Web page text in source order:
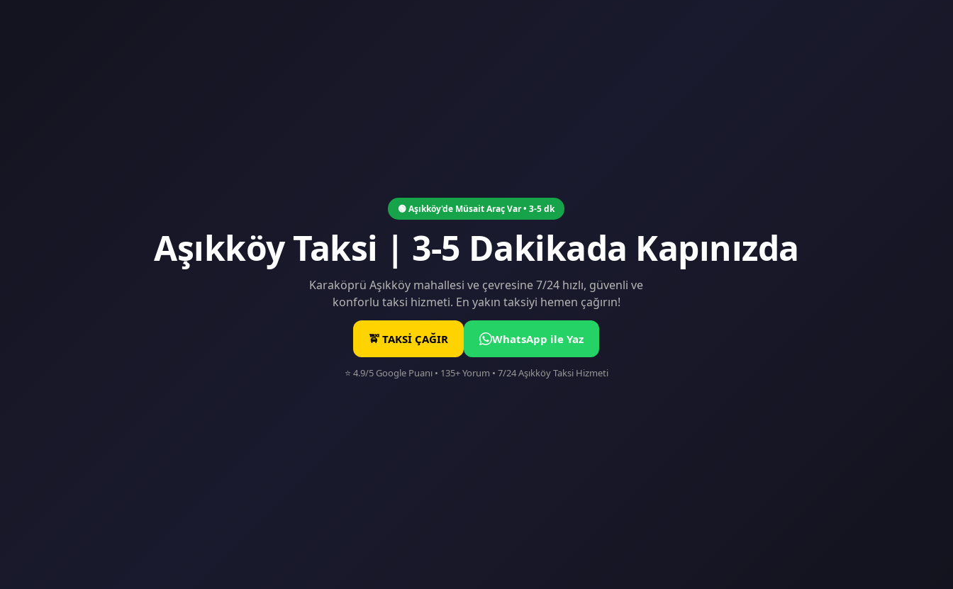
🟢 Aşıkköy'de Müsait Araç Var • 3-5 dk
Aşıkköy Taksi | 3-5 Dakikada Kapınızda
Karaköprü Aşıkköy mahallesi ve çevresine 7/24 hızlı, güvenli ve
konforlu taksi hizmeti. En yakın taksiyi hemen çağırın!
🚖 TAKSİ ÇAĞIR WhatsApp ile Yaz
⭐ 4.9/5 Google Puanı • 135+ Yorum • 7/24 Aşıkköy Taksi Hizmeti